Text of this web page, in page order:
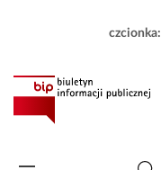
czcionka: